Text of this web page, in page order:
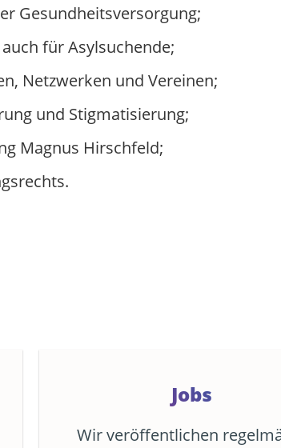
Gesundheitsversorgung;
für Asylsuchende;
Netzwerken und Vereinen;
und Stigmatisierung;
Magnus Hirschfeld;
Jobs
Wir veröffentlichen